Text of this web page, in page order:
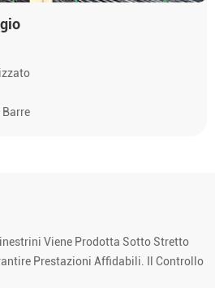
Viene Prodotta Sotto Stretto
Prestazioni Affidabili. Il Controllo